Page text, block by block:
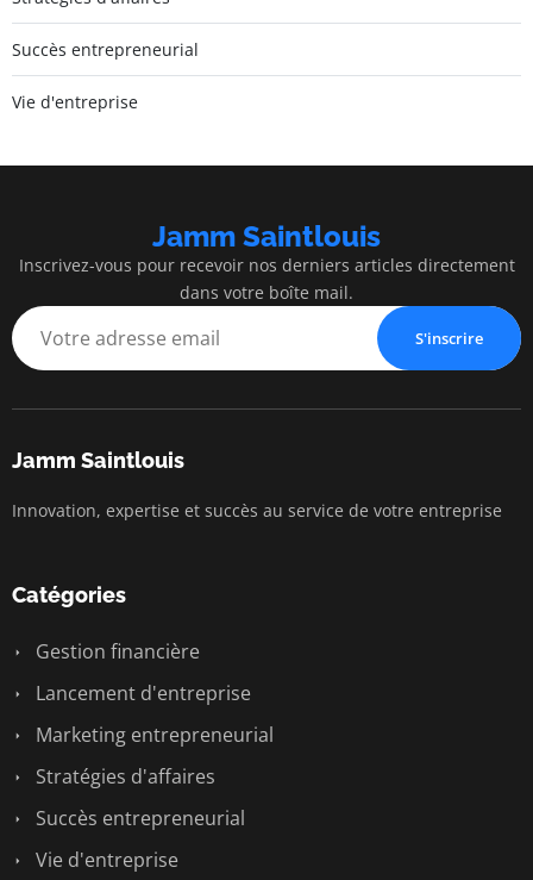
Succès entrepreneurial
Vie d'entreprise
Jamm Saintlouis
Inscrivez-vous pour recevoir nos derniers articles directement
dans votre boîte mail.
S'inscrire
Jamm Saintlouis
Innovation, expertise et succès au service de votre entreprise
Catégories
Gestion financière
Lancement d'entreprise
Marketing entrepreneurial
Stratégies d'affaires
Succès entrepreneurial
Vie d'entreprise